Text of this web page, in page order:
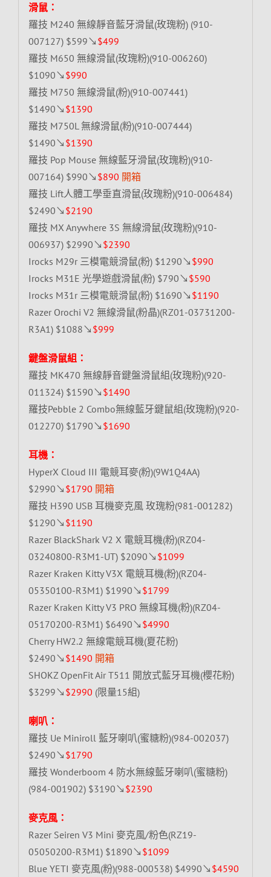
滑鼠：
羅技 M240 無線靜音藍牙滑鼠(玫瑰粉) (910-
007127) $599↘ $499
羅技 M650 無線滑鼠(玫瑰粉)(910-006260)
$1090↘ $990
羅技 M750 無線滑鼠(粉)(910-007441)
$1490↘ $1390
羅技 M750L 無線滑鼠(粉)(910-007444)
$1490↘ $1390
羅技 Pop Mouse 無線藍牙滑鼠(玫瑰粉)(910-
007164) $990↘ $890 開箱
羅技 Lift人體工學垂直滑鼠(玫瑰粉)(910-006484)
$2490↘ $2190
羅技 MX Anywhere 3S 無線滑鼠(玫瑰粉)(910-
006937) $2990↘ $2390
Irocks M29r 三模電競滑鼠(粉) $1290↘ $990
Irocks M31E 光學遊戲滑鼠(粉) $790↘ $590
Irocks M31r 三模電競滑鼠(粉) $1690↘ $1190
Razer Orochi V2 無線滑鼠(粉晶)(RZ01-03731200-
R3A1) $1088↘ $999
鍵盤滑鼠組：
羅技 MK470 無線靜音鍵盤滑鼠組(玫瑰粉)(920-
011324) $1590↘ $1490
羅技Pebble 2 Combo無線藍牙鍵鼠組(玫瑰粉)(920-
012270) $1790↘ $1690
耳機：
HyperX Cloud III 電競耳麥(粉)(9W1Q4AA)
$2990↘ $1790 開箱
羅技 H390 USB 耳機麥克風 玫瑰粉(981-001282)
$1290↘ $1190
Razer BlackShark V2 X 電競耳機(粉)(RZ04-
03240800-R3M1-UT) $2090↘ $1099
Razer Kraken Kitty V3X 電競耳機(粉)(RZ04-
05350100-R3M1) $1990↘ $1799
Razer Kraken Kitty V3 PRO 無線耳機(粉)(RZ04-
05170200-R3M1) $6490↘ $4990
Cherry HW2.2 無線電競耳機(夏花粉)
$2490↘ $1490 開箱
SHOKZ OpenFit Air T511 開放式藍牙耳機(櫻花粉)
$3299↘ $2990 (限量15組)
喇叭：
羅技 Ue Miniroll 藍牙喇叭(蜜糖粉)(984-002037)
$2490↘ $1790
羅技 Wonderboom 4 防水無線藍牙喇叭(蜜糖粉)
(984-001902) $3190↘ $2390
麥克風：
Razer Seiren V3 Mini 麥克風/粉色(RZ19-
05050200-R3M1) $1890↘ $1099
Blue YETI 麥克風(粉)(988-000538) $4990↘ $4590